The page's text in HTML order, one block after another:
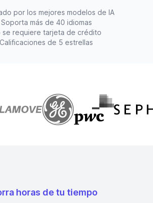
por los mejores modelos de IA
Soporta más de 40 idiomas
se requiere tarjeta de crédito
Calificaciones de 5 estrellas
horas de tu tiempo